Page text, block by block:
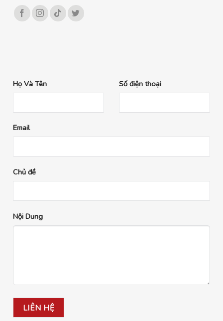
Họ Và Tên Số điện thoại
Email
Chủ đề
Nội Dung